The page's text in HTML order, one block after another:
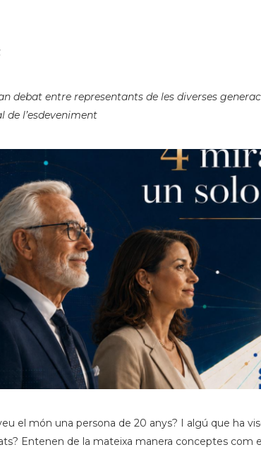
debat entre representants de les diverses
de l’esdeveniment
el món una persona de 20 anys? I algú que ha
Entenen de la mateixa manera conceptes com